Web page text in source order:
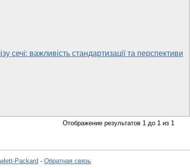
сечі: важливість стандартизації та перспективи
Отображение результатов 1 до 1 из 1
Packard - Обратная связь